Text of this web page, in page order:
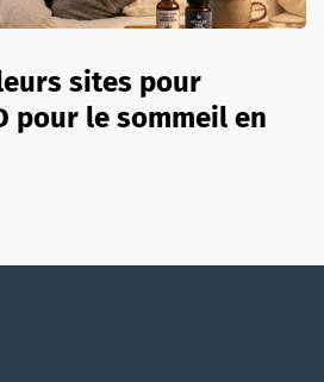
sites pour
pour le sommeil en